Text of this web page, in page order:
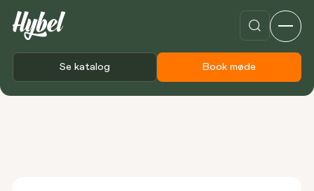
Se katalog Book møde